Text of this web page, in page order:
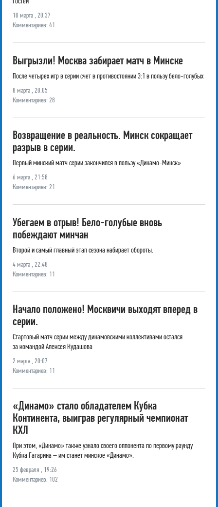
гостей
10 марта , 20:37
Комментариев: 41
Выгрызли! Москва забирает матч в Минске
После четырех игр в серии счет в противостоянии 3:1 в пользу бело-голубых
8 марта , 20:05
Комментариев: 28
Возвращение в реальность. Минск сокращает
разрыв в серии.
Первый минский матч серии закончился в пользу «Динамо-Минск»
6 марта , 21:58
Комментариев: 21
Убегаем в отрыв! Бело-голубые вновь
побеждают минчан
Второй и самый главный этап сезона набирает обороты.
4 марта , 22:48
Комментариев: 11
Начало положено! Москвичи выходят вперед в
серии.
Стартовый матч серии между динамовскими коллективами остался
за командой Алексея Кудашова
2 марта , 20:07
Комментариев: 11
«Динамо» стало обладателем Кубка
Континента, выиграв регулярный чемпионат
КХЛ
При этом, «Динамо» также узнало своего оппонента по первому раунду
Кубка Гагарина – им станет минское «Динамо».
25 февраля , 19:26
Комментариев: 102